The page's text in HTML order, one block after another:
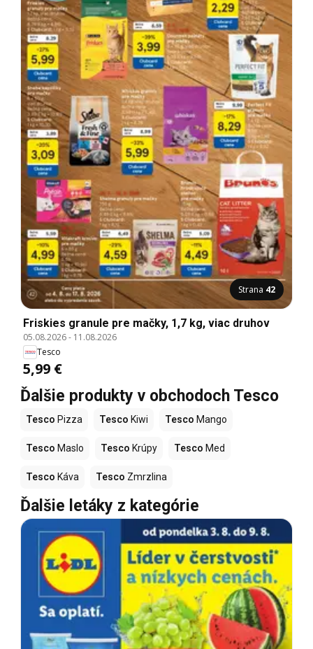
Strana 42
Friskies granule pre mačky, 1,7 kg, viac druhov
05.08.2026- 11.08.2026
Tesco
5,99 €
Ďalšie produkty v obchodoch Tesco
Tesco Pizza Tesco Kiwi Tesco Mango
Tesco Maslo Tesco Krúpy Tesco Med
Tesco Káva Tesco Zmrzlina
Ďalšie letáky z kategórie